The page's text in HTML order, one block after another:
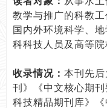
教学与推广的科教
国内外环境科学、
科科技人员及高等院
收录情况： 本刊先
刊》《中文核心期
科技精品期刊库》